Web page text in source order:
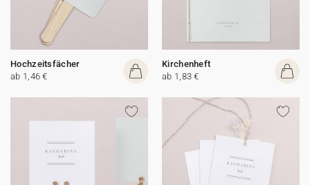
Hochzeitsfächer
ab 1,46 €
Kirchenheft
ab 1,83 €